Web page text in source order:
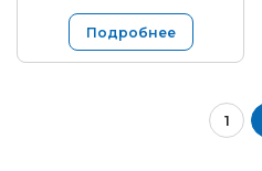
Подробнее
1